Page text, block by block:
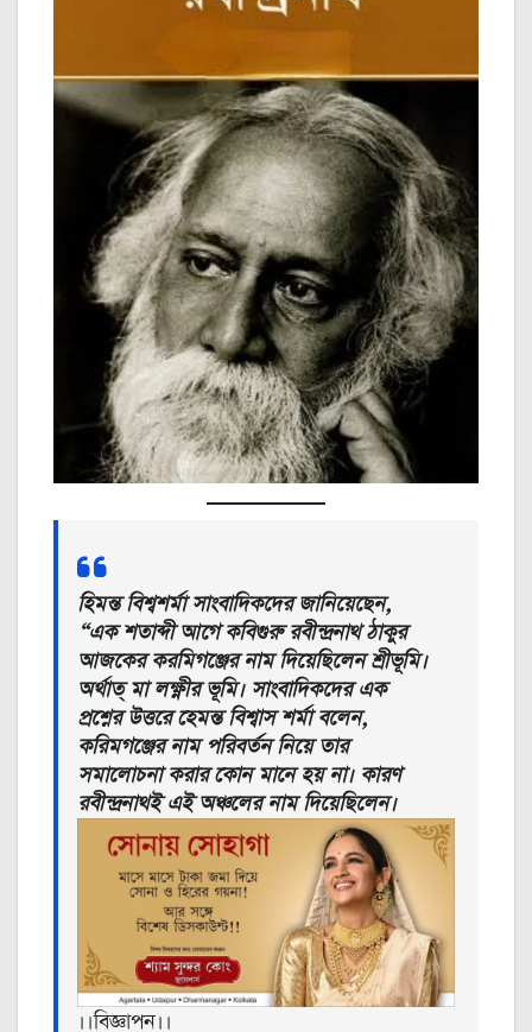
হিমন্ত বিশ্বশর্মা সাংবাদিকদের জানিয়েছেন,
“এক শতাব্দী আগে কবিগুরু রবীন্দ্রনাথ ঠাকুর
আজকের করমিগঞ্জের নাম দিয়েছিলেন শ্রীভূমি।
অর্থাত্ মা লক্ষ্ণীর ভূমি। সাংবাদিকদের এক
প্রশ্নের উত্তরে হেমন্ত বিশ্বাস শর্মা বলেন,
করিমগঞ্জের নাম পরিবর্তন নিয়ে তার
সমালোচনা করার কোন মানে হয় না। কারণ
রবীন্দ্রনাথই এই অঞ্চলের নাম দিয়েছিলেন।
।।বিজ্ঞাপন।।